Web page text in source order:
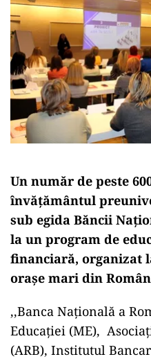
Un număr de peste
învățământul
sub egida Băncii
la un program de
financiară, organizat
orașe mari din
,,Banca Națională a
Educației (ME),
(ARB), Institutul